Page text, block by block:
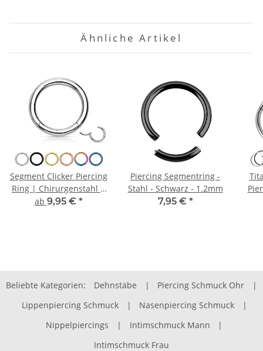
Ähnliche Artikel
Segment Clicker Piercing
Ring | Chirurgenstahl |
6 Farben
ab 9,95 € *
Piercing Segmentring -
Stahl - Schwarz - 1.2mm
7,95 € *
Beliebte Kategorien: Dehnstäbe | Piercing Schmuck Ohr
|
Lippenpiercing Schmuck
| Nasenpiercing Schmuck
|
Nippelpiercings
| Intimschmuck Mann
|
Intimschmuck Frau